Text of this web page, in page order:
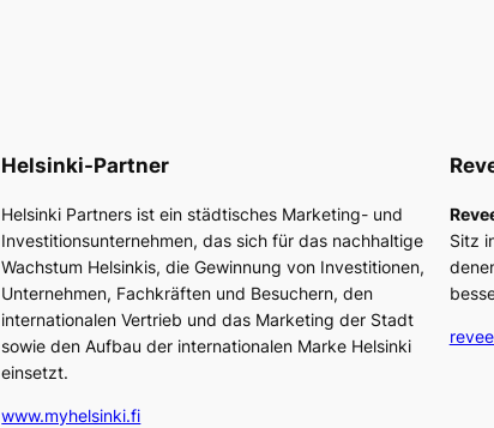
Helsinki-Partner
Helsinki Partners ist ein städtisches Marketing- und
Investitionsunternehmen, das sich für das nachhaltige
Wachstum Helsinkis, die Gewinnung von Investitionen,
Unternehmen, Fachkräften und Besuchern, den
internationalen Vertrieb und das Marketing der Stadt
sowie den Aufbau der internationalen Marke Helsinki
einsetzt.
www.myhelsinki.fi
Sitz